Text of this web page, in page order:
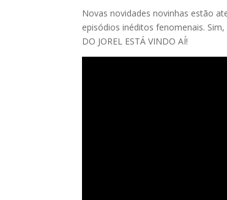
Novas novidades novinhas estão
episódios inéditos fenomenais.
DO JOREL ESTÁ VINDO AÍ!